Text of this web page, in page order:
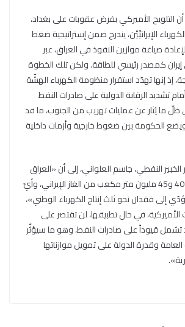
التلويح الأميركي بفرض عقوبات على بغداد،
الإيرانيَّيْن، يندرج ضمن إستراتيجية ضغط
صياغة موازين النفوذ في العراق، عبر
كمصدر رئيسي للطاقة. ولكن تلك الخطوة
إذ إنها تهدّد استقرار منظومة الكهرباء الهشّة
تشديد الرقابة الدولية على صادرات النفط
ظلّ ما يُثار عن عمليات تهريب من الجنوب، ما قد
الحكومة بين ضغوط خارجية وأزمات داخلية
النفطي، جاسم العلواني، إلى أن «العراق
يستورد يوميّاً ما بين 40 و45 مليون متر مكعب من الغاز الإيراني، وأيّ
إلى فقدان نحو ثلث إنتاج الكهرباء الوطني»،
في حال تطبيقها، لن تقتصر على
تشمل قيوداً على صادرات النفط، وهو ما سيؤثّر
وقدرة الدولة على تمويل موازناتها